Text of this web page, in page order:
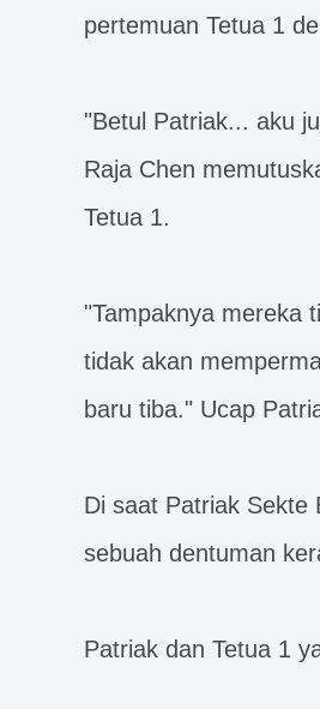
pertemuan Tetua 1
"Betul Patriak... aku
Raja Chen
Tetua 1.
"Tampaknya mereka
tidak akan
baru tiba." Ucap
Di saat Patriak Sekte
sebuah dentuman
Patriak dan Tetua 1